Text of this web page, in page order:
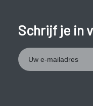
Schrijf je in